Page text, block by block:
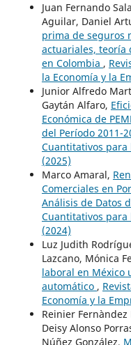
Juan Fernando
Aguilar, Daniel
prima de seguros
actuariales, teoría
en Colombia ,
la Economía y la
Junior Alfredo
Gaytán Alfaro,
Económica de
del Período 2011-
Cuantitativos para
(2025)
Marco Amaral,
Comerciales en
Análisis de Datos
Cuantitativos para
(2024)
Luz Judith
Lazcano, Mónica
laboral en México
automático ,
Economía y la
Reinier Fernàndez
Deisy Alonso
Núñez González,